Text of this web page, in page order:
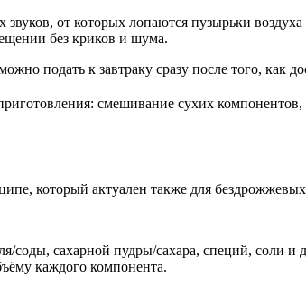
от которых лопаются пузырьки
без криков и шума.
подать к завтраку сразу после того, как
смешивание сухих
который актуален также для
сахарной пудры/сахара, специй, соли и
каждого компонента.